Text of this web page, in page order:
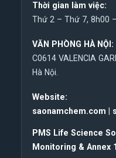
Thời gian làm việc:
Thứ 2 – Thứ 7, 8h00
VĂN PHÒNG HÀ NỘI:
C0614 VALENCIA
Hà Nội.
Website:
saonamchem.com
PMS Life Science
Monitoring & Annex 1